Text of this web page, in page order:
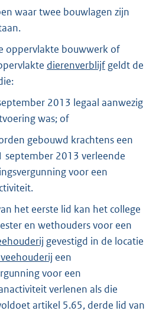
waar twee bouwlagen zijn
oppervlakte bouwwerk of
dierenverblijf geldt de
2013 legaal aanwezig
was; of
gebouwd krachtens een
september 2013 verleende
voor een
het eerste lid kan het college
en wethouders voor een
gevestigd in de locatie
een
voor een
verlenen als die
artikel 5.65, derde lid van